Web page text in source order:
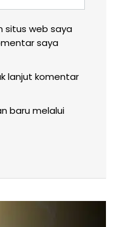
situs web saya
saya
lanjut komentar
baru melalui